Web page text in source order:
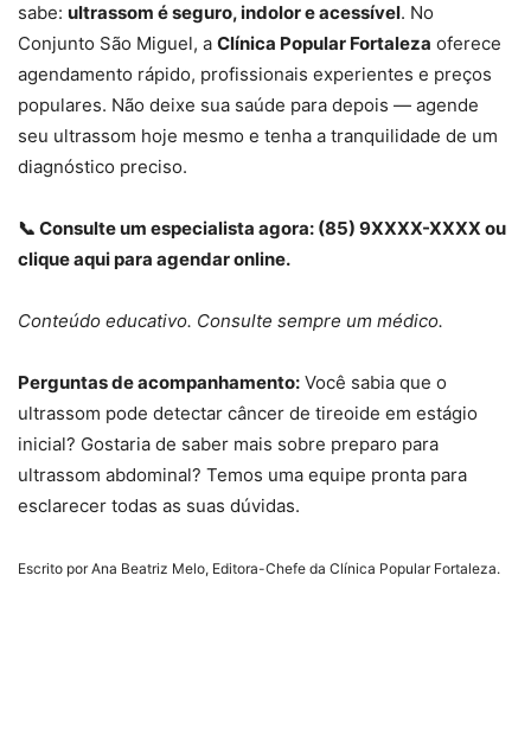
sabe: ultrassom é seguro, indolor e acessível. No
Conjunto São Miguel, a Clínica Popular Fortaleza oferece
agendamento rápido, profissionais experientes e preços
populares. Não deixe sua saúde para depois — agende
seu ultrassom hoje mesmo e tenha a tranquilidade de um
diagnóstico preciso.
📞 Consulte um especialista agora: (85) 9XXXX-XXXX ou
clique aqui para agendar online.
Conteúdo educativo. Consulte sempre um médico.
Perguntas de acompanhamento: Você sabia que o
ultrassom pode detectar câncer de tireoide em estágio
inicial? Gostaria de saber mais sobre preparo para
ultrassom abdominal? Temos uma equipe pronta para
esclarecer todas as suas dúvidas.
Escrito por Ana Beatriz Melo, Editora-Chefe da Clínica Popular Fortaleza.